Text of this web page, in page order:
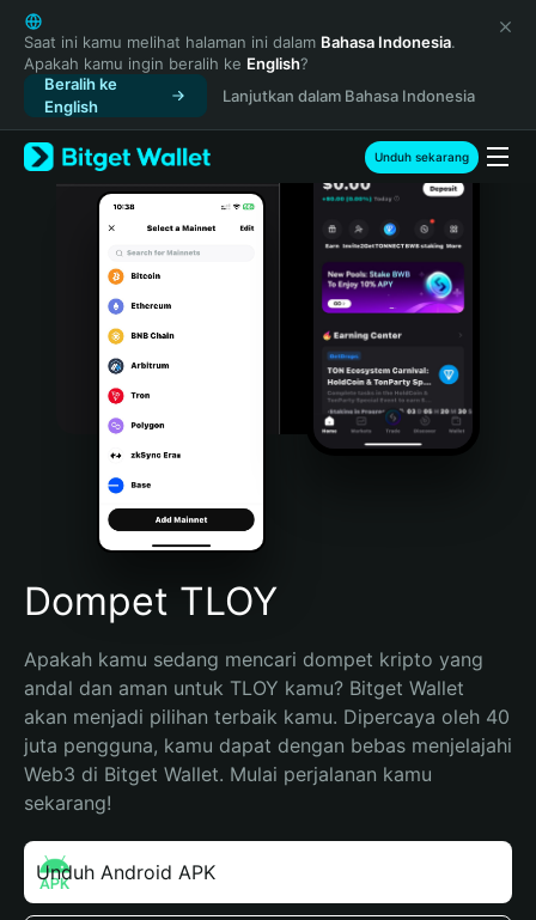
English
日本語
Tiếng Việt
Русский
Español (Latinoamérica)
Türkçe
Italiano
Português (Portugal)
Bahasa Indonesia
Português (Brasil)
Español (Argentina)
Saat ini kamu melihat halaman ini dalam Bahasa Indonesia.
Apakah kamu ingin beralih ke English?
Beralih ke
English
Lanjutkan dalam Bahasa Indonesia
Unduh sekarang
Dompet TLOY
Apakah kamu sedang mencari dompet kripto yang
andal dan aman untuk TLOY kamu? Bitget Wallet
akan menjadi pilihan terbaik kamu. Dipercaya oleh 40
juta pengguna, kamu dapat dengan bebas menjelajahi
Web3 di Bitget Wallet. Mulai perjalanan kamu
sekarang!
Unduh Android APK